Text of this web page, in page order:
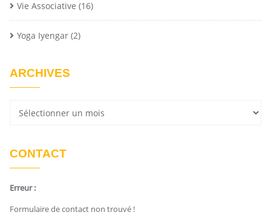
Vie Associative (16)
Yoga Iyengar (2)
ARCHIVES
CONTACT
Erreur :
Formulaire de contact non trouvé !